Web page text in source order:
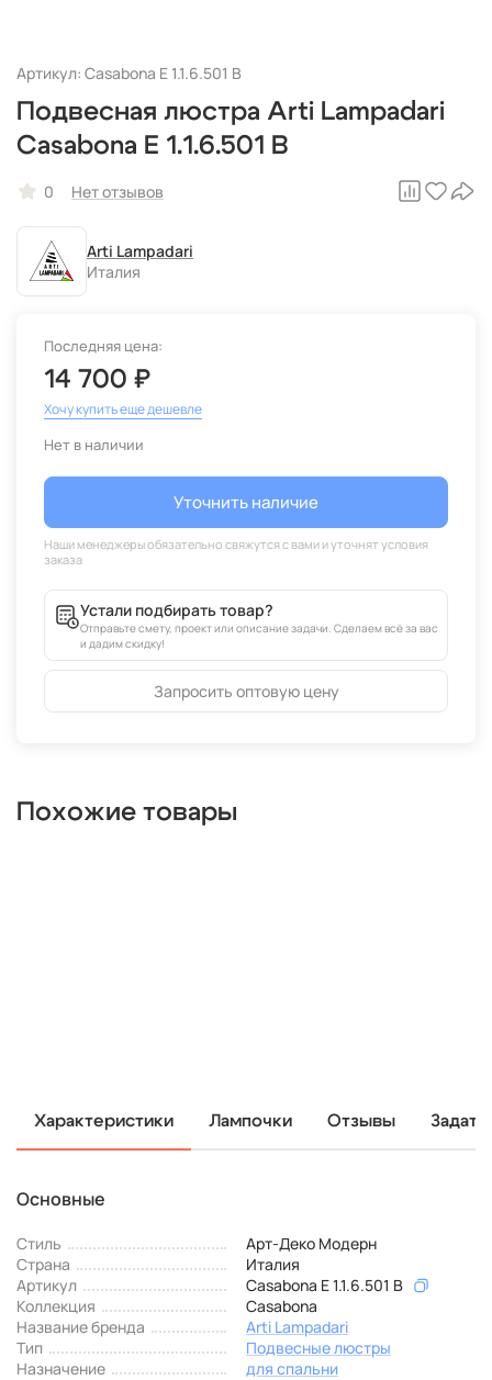
Артикул: Casabona E 1.1.6.501 B
Подвесная люстра Arti Lampadari
Casabona E 1.1.6.501 B
0 Нет отзывов
Arti Lampadari
Италия
Последняя цена:
14 700 ₽
Хочу купить еще дешевле
Нет в наличии
Уточнить наличие
Устали подбирать товар?
Отправьте смету, проект или описание задачи. Сделаем всё за вас
и дадим скидку!
Запросить оптовую цену
Похожие товары
Характеристики Лампочки Отзывы
Основные
Стиль
Арт-Деко Модерн
Страна
Италия
Артикул
Casabona E 1.1.6.501 B
Коллекция
Casabona
Название бренда
Arti Lampadari
Тип
Подвесные люстры
Назначение
для спальни